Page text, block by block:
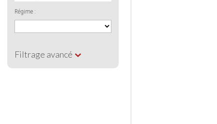
Régime :
Filtrage avancé